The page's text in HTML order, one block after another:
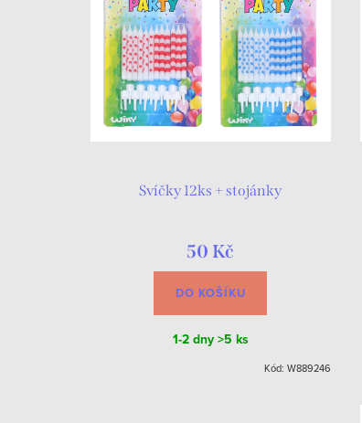
Svíčky 12ks + stojánky
50 Kč
DO KOŠÍKU
1-2 dny >5 ks
Kód: W889246